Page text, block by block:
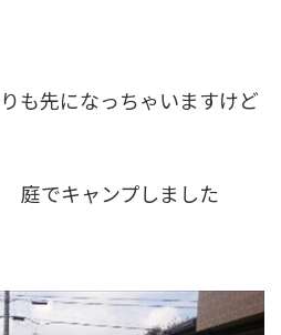
も先になっちゃいますけど
庭でキャンプしました